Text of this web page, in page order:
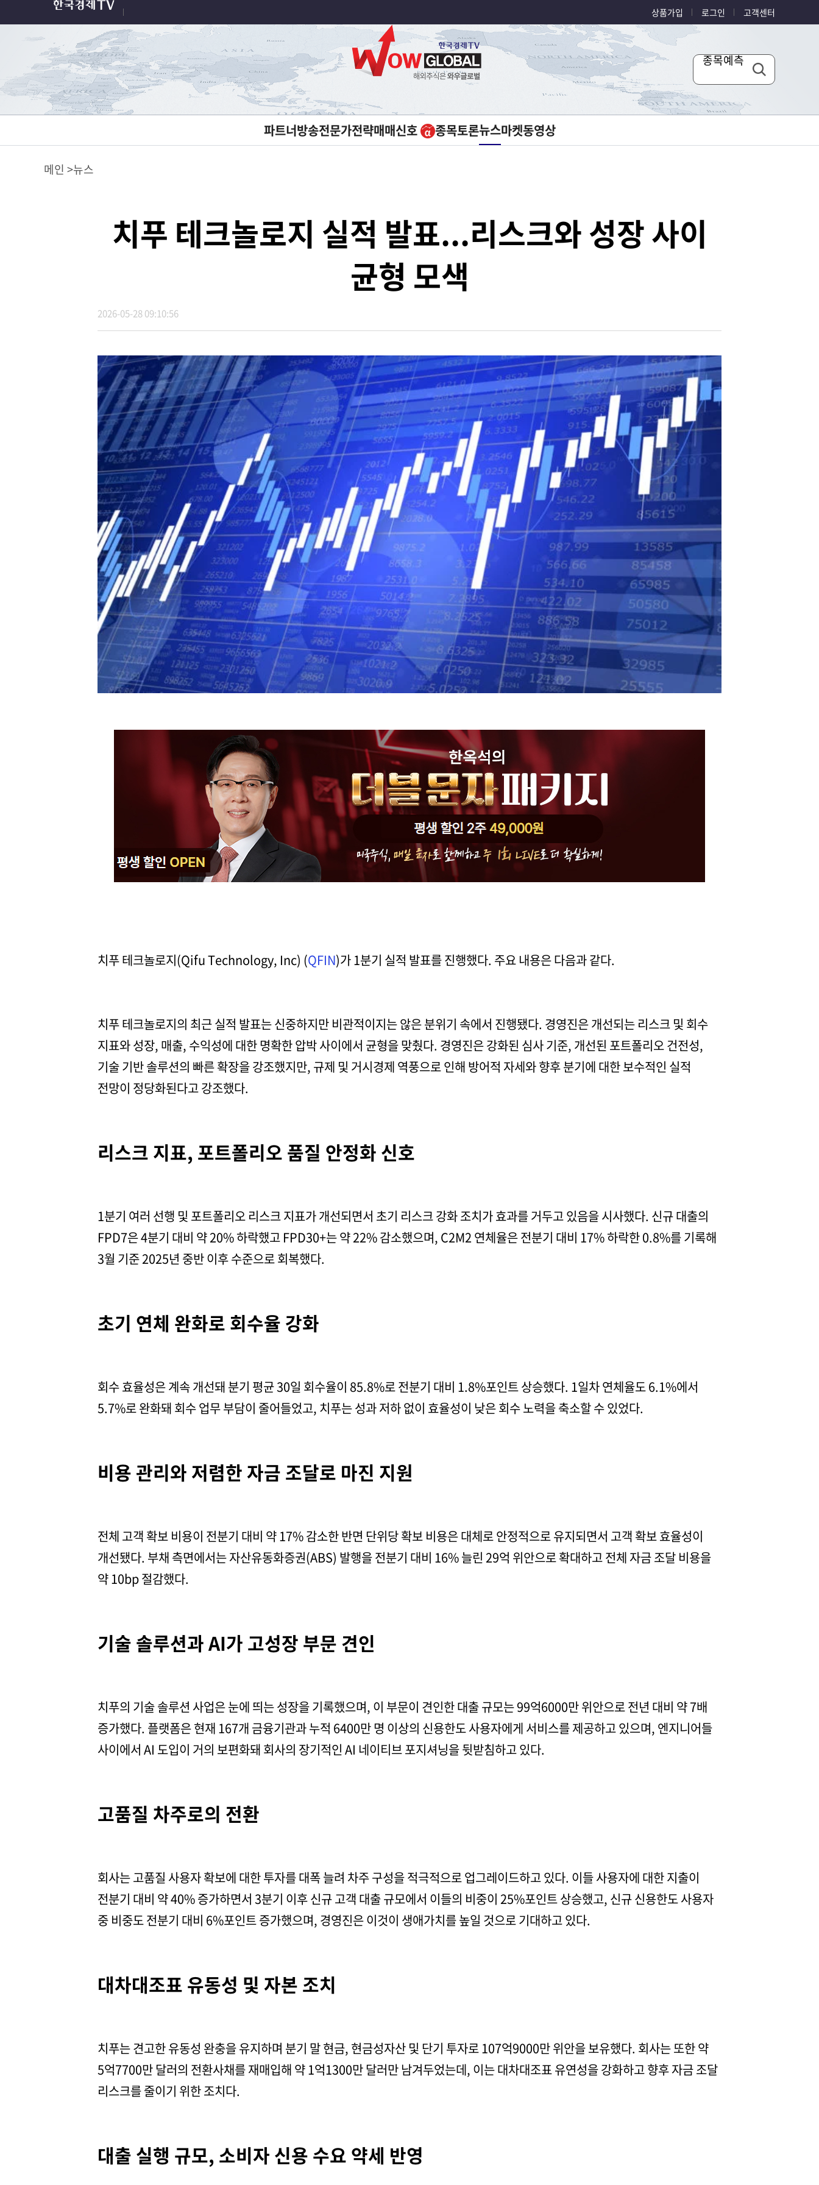
상품가입 로그인 고객센터
종목예측
파트너방송전문가전략매매신호 종목토론뉴스마켓동영상
메인 뉴스
치푸 테크놀로지 실적 발표...리스크와 성장 사이
균형 모색
2026-05-28 09:10:56
치푸 테크놀로지(Qifu Technology, Inc) (QFIN)가 1분기 실적 발표를 진행했다. 주요 내용은 다음과 같다.
치푸 테크놀로지의 최근 실적 발표는 신중하지만 비관적이지는 않은 분위기 속에서 진행됐다. 경영진은 개선되는 리스크 및 회수
지표와 성장, 매출, 수익성에 대한 명확한 압박 사이에서 균형을 맞췄다. 경영진은 강화된 심사 기준, 개선된 포트폴리오 건전성,
기술 기반 솔루션의 빠른 확장을 강조했지만, 규제 및 거시경제 역풍으로 인해 방어적 자세와 향후 분기에 대한 보수적인 실적
전망이 정당화된다고 강조했다.
리스크 지표, 포트폴리오 품질 안정화 신호
1분기 여러 선행 및 포트폴리오 리스크 지표가 개선되면서 초기 리스크 강화 조치가 효과를 거두고 있음을 시사했다. 신규 대출의
FPD7은 4분기 대비 약 20% 하락했고 FPD30+는 약 22% 감소했으며, C2M2 연체율은 전분기 대비 17% 하락한 0.8%를 기록해
3월 기준 2025년 중반 이후 수준으로 회복했다.
초기 연체 완화로 회수율 강화
회수 효율성은 계속 개선돼 분기 평균 30일 회수율이 85.8%로 전분기 대비 1.8%포인트 상승했다. 1일차 연체율도 6.1%에서
5.7%로 완화돼 회수 업무 부담이 줄어들었고, 치푸는 성과 저하 없이 효율성이 낮은 회수 노력을 축소할 수 있었다.
비용 관리와 저렴한 자금 조달로 마진 지원
전체 고객 확보 비용이 전분기 대비 약 17% 감소한 반면 단위당 확보 비용은 대체로 안정적으로 유지되면서 고객 확보 효율성이
개선됐다. 부채 측면에서는 자산유동화증권(ABS) 발행을 전분기 대비 16% 늘린 29억 위안으로 확대하고 전체 자금 조달 비용을
약 10bp 절감했다.
기술 솔루션과 AI가 고성장 부문 견인
치푸의 기술 솔루션 사업은 눈에 띄는 성장을 기록했으며, 이 부문이 견인한 대출 규모는 99억6000만 위안으로 전년 대비 약 7배
증가했다. 플랫폼은 현재 167개 금융기관과 누적 6400만 명 이상의 신용한도 사용자에게 서비스를 제공하고 있으며, 엔지니어들
사이에서 AI 도입이 거의 보편화돼 회사의 장기적인 AI 네이티브 포지셔닝을 뒷받침하고 있다.
고품질 차주로의 전환
회사는 고품질 사용자 확보에 대한 투자를 대폭 늘려 차주 구성을 적극적으로 업그레이드하고 있다. 이들 사용자에 대한 지출이
전분기 대비 약 40% 증가하면서 3분기 이후 신규 고객 대출 규모에서 이들의 비중이 25%포인트 상승했고, 신규 신용한도 사용자
중 비중도 전분기 대비 6%포인트 증가했으며, 경영진은 이것이 생애가치를 높일 것으로 기대하고 있다.
대차대조표 유동성 및 자본 조치
치푸는 견고한 유동성 완충을 유지하며 분기 말 현금, 현금성자산 및 단기 투자로 107억9000만 위안을 보유했다. 회사는 또한 약
5억7700만 달러의 전환사채를 재매입해 약 1억1300만 달러만 남겨두었는데, 이는 대차대조표 유연성을 강화하고 향후 자금 조달
리스크를 줄이기 위한 조치다.
대출 실행 규모, 소비자 신용 수요 약세 반영